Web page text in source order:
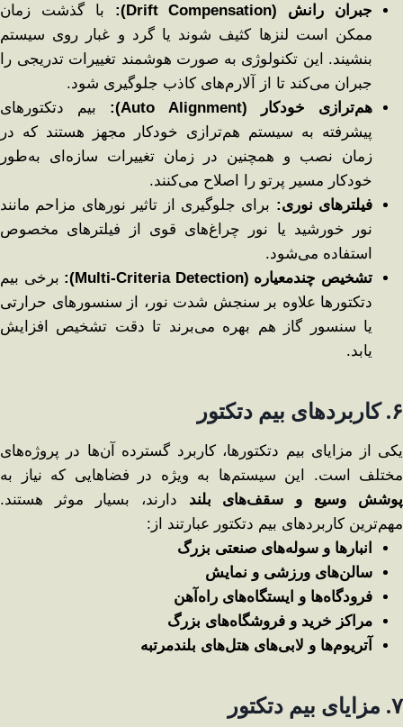
جبران رانش (Drift Compensation):
با گذشت زمان
ممکن است لنزها کثیف شوند یا گرد و غبار روی سیستم
بنشیند. این تکنولوژی به صورت هوشمند تغییرات تدریجی را
جبران می‌کند تا از آلارم‌های کاذب جلوگیری شود.
هم‌ترازی خودکار
(Auto Alignment):
بیم دتکتورهای
پیشرفته به سیستم هم‌ترازی خودکار مجهز هستند که در
زمان نصب و همچنین در زمان تغییرات سازه‌ای به‌طور
خودکار مسیر پرتو را اصلاح می‌کنند.
فیلترهای نوری: برای جلوگیری از تاثیر نورهای مزاحم مانند
نور خورشید یا نور چراغ‌های قوی از فیلترهای مخصوص
استفاده می‌شود.
تشخیص چندمعیاره (Multi-Criteria Detection):
برخی بیم
دتکتورها علاوه بر سنجش شدت نور، از سنسورهای حرارتی
یا سنسور گاز هم بهره می‌برند تا دقت تشخیص افزایش
یابد.
۶.کاربردهای بیم دتکتور
یکی از مزایای بیم دتکتورها، کاربرد گسترده آن‌ها در پروژه‌های
مختلف است. این سیستم‌ها به ویژه در فضاهایی که نیاز به
پوشش وسیع و سقف‌های بلند دارند، بسیار موثر هستند.
مهم‌ترین کاربردهای بیم دتکتور عبارتند از:
انبارها و سوله‌های صنعتی بزرگ
سالن‌های ورزشی و نمایش
فرودگاه‌ها و ایستگاه‌های راه‌آهن
مراکز خرید و فروشگاه‌های بزرگ
آتریوم‌ها و لابی‌های هتل‌های بلندمرتبه
۷. مزایای بیم دتکتور